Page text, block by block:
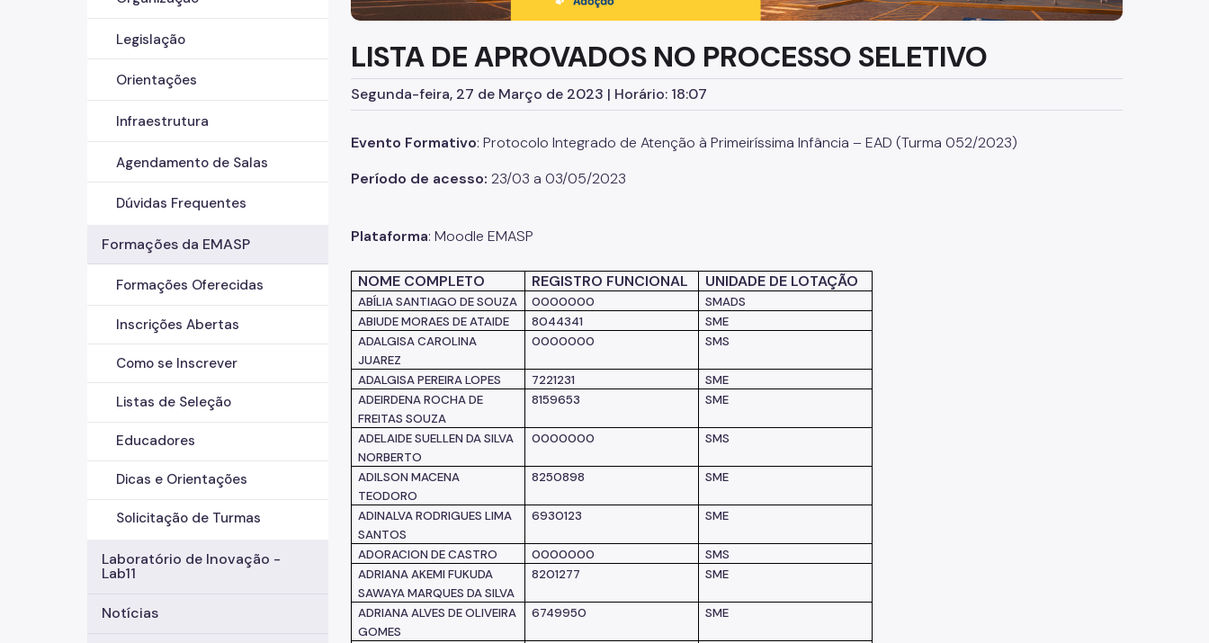
Legislação
Orientações
Infraestrutura
Agendamento de Salas
Dúvidas Frequentes
Formações da EMASP
Formações Oferecidas
Inscrições Abertas
Como se Inscrever
Listas de Seleção
Educadores
Dicas e Orientações
Solicitação de Turmas
Laboratório de Inovação -
Lab11
Notícias
LISTA DE APROVADOS NO PROCESSO SELETIVO
Segunda-feira, 27 de Março de 2023 | Horário: 18:07
Evento Formativo: Protocolo Integrado de Atenção à Primeiríssima Infância – EAD (Turma 052/2023)
Período de acesso: 23/03 a 03/05/2023
Plataforma: Moodle EMASP
NOME COMPLETO REGISTRO FUNCIONAL UNIDADE DE LOTAÇÃO
ABÍLIA SANTIAGO DE SOUZA 0000000
SMADS
ABIUDE MORAES DE ATAIDE
8044341
SME
ADALGISA CAROLINA
JUAREZ
0000000 SMS
ADALGISA PEREIRA LOPES 7221231
SME
ADEIRDENA ROCHA DE
FREITAS SOUZA
8159653 SME
ADELAIDE SUELLEN DA SILVA
NORBERTO
0000000 SMS
ADILSON MACENA
TEODORO
8250898 SME
ADINALVA RODRIGUES LIMA
SANTOS
6930123 SME
ADORACION DE CASTRO 0000000
SMS
ADRIANA AKEMI FUKUDA
SAWAYA MARQUES DA SILVA
8201277 SME
ADRIANA ALVES DE OLIVEIRA
GOMES
6749950 SME